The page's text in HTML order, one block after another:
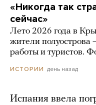
«Никогда так
сейчас»
Лето 2026 года в
жители полуострова
работы и туристов.
ИСТОРИИ день назад
Испания ввела